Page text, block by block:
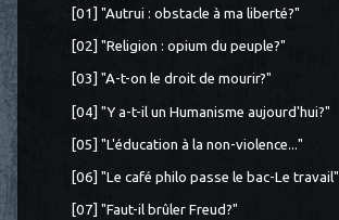
[01] "Autrui : obstacle à ma liberté?"
[02] "Religion : opium du peuple?"
[03] "A-t-on le droit de mourir?"
[04] "Y a-t-il un Humanisme aujourd'hui?"
[05] "L'éducation à la non-violence..."
[06] "Le café philo passe le bac-Le travail"
[07] "Faut-il brûler Freud?"